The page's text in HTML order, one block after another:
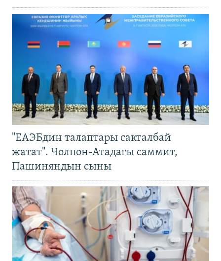
"ЕАЭБдин талаптары сакталбай
жатат". Чолпон-Атадагы саммит,
Пашиняндын сыны